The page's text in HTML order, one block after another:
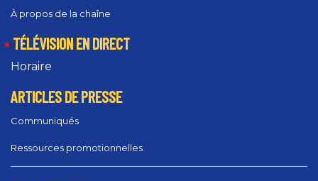
À propos de la chaîne
TÉLÉVISION EN DIRECT
Horaire
ARTICLES DE PRESSE
Communiqués
Ressources promotionnelles